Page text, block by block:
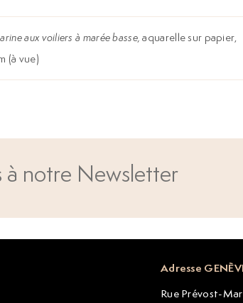
aux voiliers à marée basse, aquarelle sur papier,
(à vue)
notre Newsletter
Adresse
Rue Prévost-